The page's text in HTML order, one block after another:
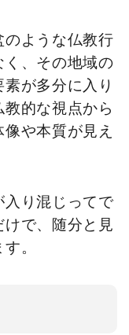
ような仏教行
、その地域の
が多分に入り
的な視点から
や本質が見え
り混じってで
で、随分と見
。